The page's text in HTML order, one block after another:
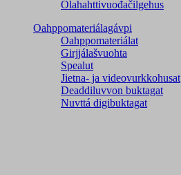
Olahahttivuođačilgehus
Oahppomateriálagávpi
Oahppomateriálat
Girjjálašvuohta
Spealut
Jietna- ja videovurkkohusat
Deaddiluvvon buktagat
Nuvttá digibuktagat